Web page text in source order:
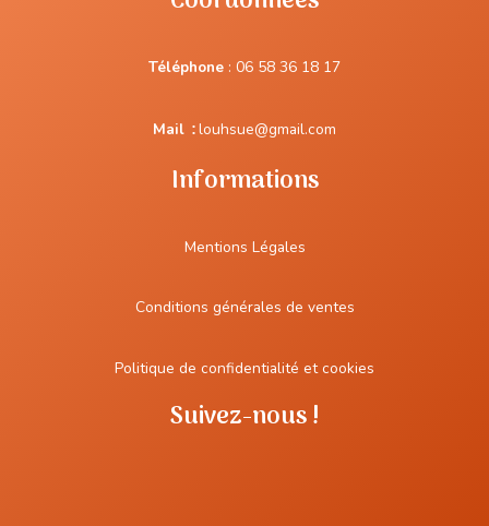
Téléphone : 06 58 36 18 17
Mail :louhsue@gmail.com
Informations
Mentions Légales
Conditions générales de ventes
Politique de confidentialité et cookies
Suivez-nous !